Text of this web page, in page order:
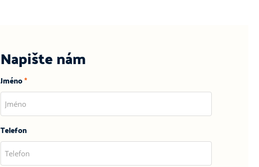
Napište nám
Jméno*
Telefon